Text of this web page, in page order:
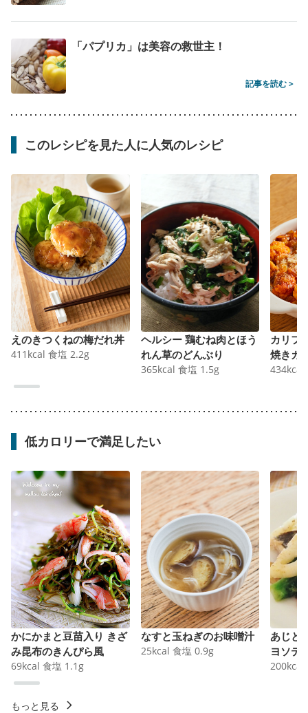
「パプリカ」は美容の救世主！
記事を読む >
このレシピを見た人に人気のレシピ
えのきつくねの梅だれ丼
411 kcal 食塩 2.2g
ヘルシー 鶏むね肉とほう
れん草のどんぶり
365kcal 食塩 1.5g
カリフ
焼きカ
434kcal
低カロリーで満足したい
かにかまと豆苗入り きざ
み昆布のきんぴら風
69kcal 食塩 1.1 g
なすと玉ねぎのお味噌汁
25kcal 食塩 0.9g
あじと
ヨソテ
200kcal
もっと見る